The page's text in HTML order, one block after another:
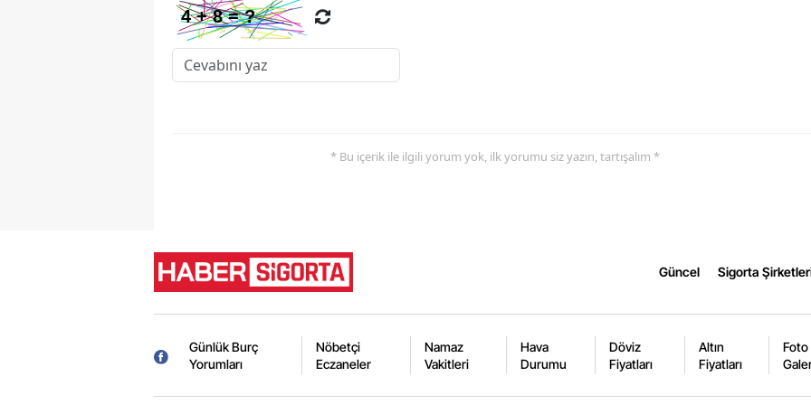
Ardahan
* Bu içerik ile ilgili yorum yok, ilk yorumu siz yazın, tartışalım *
Güncel Sigorta
Günlük Burç
Yorumları
Nöbetçi
Eczaneler
Namaz
Vakitleri
Hava
Durumu
Döviz
Fiyatları
Altın
Fiyatları
Foto